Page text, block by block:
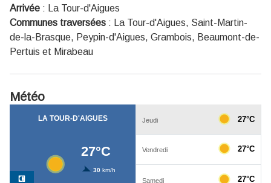
Arrivée :
La Tour-d'Aigues
Communes traversées :
La Tour-d'Aigues, Saint-Martin-
de-la-Brasque, Peypin-d'Aigues, Grambois, Beaumont-de-
Pertuis et Mirabeau
Météo